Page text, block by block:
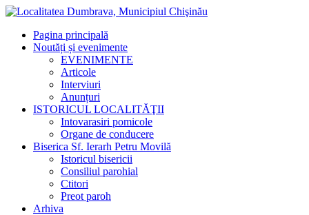
Pagina principală
Noutăți și evenimente
EVENIMENTE
Articole
Interviuri
Anunțuri
ISTORICUL LOCALITĂŢII
Intovarasiri pomicole
Organe de conducere
Biserica Sf. Ierarh Petru Movilă
Istoricul bisericii
Consiliul parohial
Ctitori
Preot paroh
Arhiva